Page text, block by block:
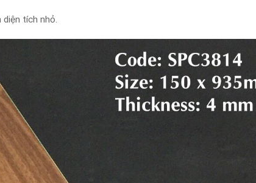
diện tích nhỏ.